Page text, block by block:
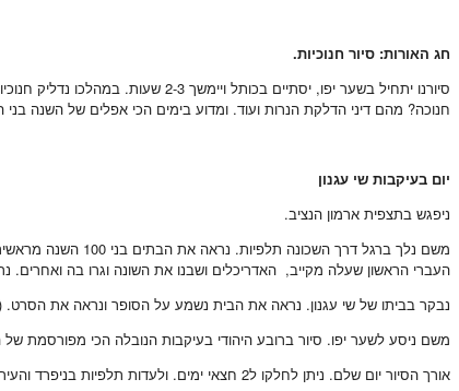
חג האורות: סיור חנוכיות.
סיורנו יתחיל בשער יפו, יסתיים
חנוכה? מהם דיני הדלקת הנרות ועוד. ומדוע בימים הכי אפלים של השנה בני
יום בעיקבות שי עגנון
ניפגש בתצפית ארמון הנציב.
משם נלך ברגל
העברי הראשון שעלה מקייב, האדריכלים ושבנו את השונה וגרו בה ואחרים. נראה
נבקר בביתו של שי עגנון. נראה את הבית נשמע על הסופר ונראה את הסרט. (120
משם ניסע לשער יפו. סיור ברובע היהודי בעיקבות הנובלה הכי מפורסמת
אורך הסיור יום שלם. ניתן לחלקו ל2 חצאי ימים. ולעדות תלפיות בניפרד והעיר העתיקה בניפרד.